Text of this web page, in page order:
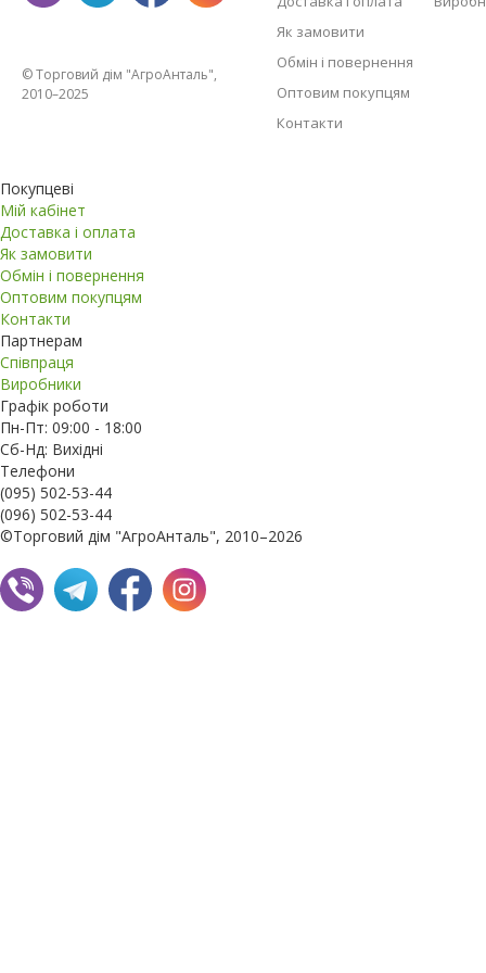
© Торговий дім "АгроАнталь",
2010–2025
Як замовити
Обмін і повернення
Оптовим покупцям
Контакти
Покупцеві
Мій кабінет
Доставка і оплата
Як замовити
Обмін і повернення
Оптовим покупцям
Контакти
Партнерам
Співпраця
Виробники
Графік роботи
Пн-Пт: 09:00 - 18:00
Сб-Нд: Вихідні
Телефони
(095) 502-53-44
(096) 502-53-44
©Торговий дім "АгроАнталь", 2010–2026